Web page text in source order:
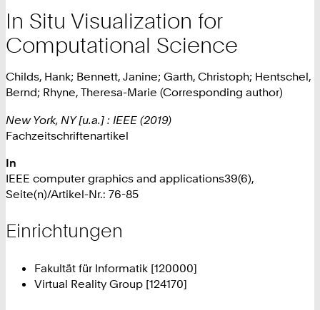
In Situ Visualization for
Computational Science
Childs, Hank; Bennett, Janine; Garth, Christoph; Hentschel,
Bernd; Rhyne, Theresa-Marie (Corresponding author)
New York, NY [u.a.] : IEEE (2019)
Fachzeitschriftenartikel
In
IEEE computer graphics and applications39(6),
Seite(n)/Artikel-Nr.: 76-85
Einrichtungen
Fakultät für Informatik [120000]
Virtual Reality Group [124170]